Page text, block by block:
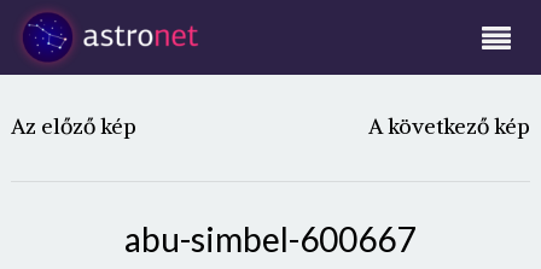
Az előző kép A következő kép
abu-simbel-600667